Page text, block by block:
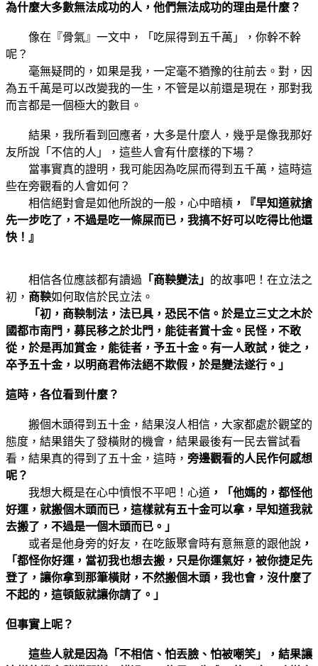
為什麼大多數無法成功的人，他們無法成功的理由是什麼？
像在『骨氣』一文中，「吃屎得到五千萬」，你幹不幹
呢？
毫無疑問的，如果是我，一定毫不猶豫的往前去。對，因
為五千萬是可以改變我的一生，不管是以前還是現在，那對我
而言都是一個極大的數目。
結果，我所看到回應者，大多是什麼人，幾乎是像我那好
友所說「不信的人」，這些人會有什麼樣的下場？
當事實真的證明，我可能因為吃屎而得到五千萬，這時這
些在旁觀看的人會如何？
相信絕對會是如他所說的一般，心中暗槓 ，『早知道就搶
先一步吃了，不過是吃一條屎而已，我搞不好可以吃得比他還
快！』
相信各位應該都有讀過 「商鞅變法」 的故事吧！在立法之
初， 商鞅如何取信於民立法。
「初，商鞅制法，法已具，恐民不信。於是立三丈之木於
國都市南門，募民移之於北門，能徒者賞十金。民怪，不敢
從，於是再加賞金，能徒者，予五十金。有一人敢試，徙之，
卒予五十金，以明商君佈法絕不欺假，於是變法遂行。」
這時，各位看到什麼？
搬個木頭得到五十金，結果沒人相信，大家都處於觀望的
態度，結果錯失了發橫財的機會，結果最後有一民去嘗試看
看，結果真的得到了五十金，這時， 旁邊觀看的人民作何感想
呢？
我想大概是在心中憤恨不平吧！心道 ，「他媽的，都怪他
好運，就搬個木頭而已，這樣就有五十金可以拿，早知道我就
去搬了，不過是一個木頭而已。」
或者是他身旁的好友，在吃飯聚會時有意無意的跟他說 ，
「都怪你好運，當初我也想去搬，只是你運氣好，被你捷足先
登了，讓你拿到那筆橫財，不然搬個木頭，我也會，沒什麼了
不起的，這頓飯就讓你請了。」
但事實上呢？
這些人就是因為「不相信、怕丟臉、怕被嘲笑」，結果讓